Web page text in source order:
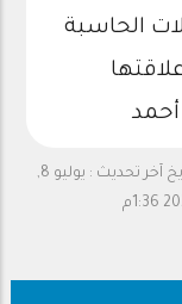
الحاسبة
آخر تحديث :
يوليو 8,